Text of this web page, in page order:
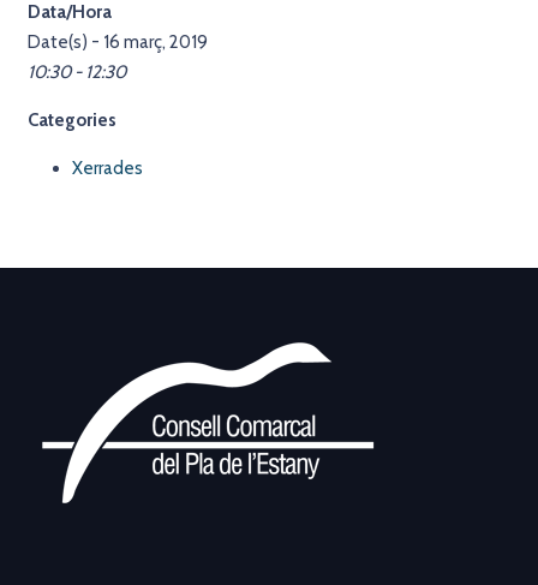
Data/Hora
Date(s) - 16 març, 2019
10:30 - 12:30
Categories
Xerrades